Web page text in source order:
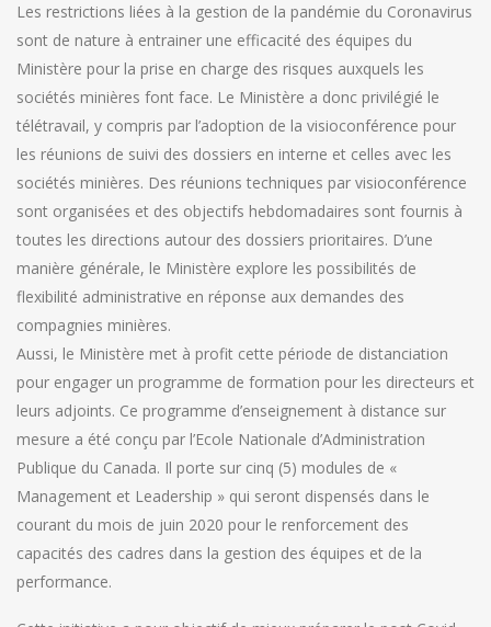
Les restrictions liées à la gestion de la pandémie du Coronavirus
sont de nature à entrainer une efficacité des équipes du
Ministère pour la prise en charge des risques auxquels les
sociétés minières font face. Le Ministère a donc privilégié le
télétravail, y compris par l’adoption de la visioconférence pour
les réunions de suivi des dossiers en interne et celles avec les
sociétés minières. Des réunions techniques par visioconférence
sont organisées et des objectifs hebdomadaires sont fournis à
toutes les directions autour des dossiers prioritaires. D’une
manière générale, le Ministère explore les possibilités de
flexibilité administrative en réponse aux demandes des
compagnies minières.
Aussi, le Ministère met à profit cette période de distanciation
pour engager un programme de formation pour les directeurs et
leurs adjoints. Ce programme d’enseignement à distance sur
mesure a été conçu par l’Ecole Nationale d’Administration
Publique du Canada. Il porte sur cinq (5) modules de «
Management et Leadership » qui seront dispensés dans le
courant du mois de juin 2020 pour le renforcement des
capacités des cadres dans la gestion des équipes et de la
performance.